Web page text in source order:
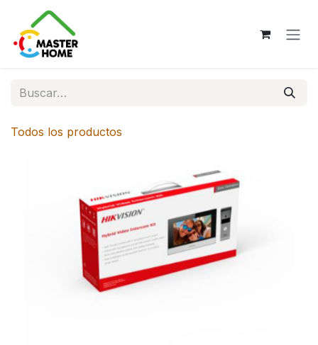
Ir al contenido
Todos los productos